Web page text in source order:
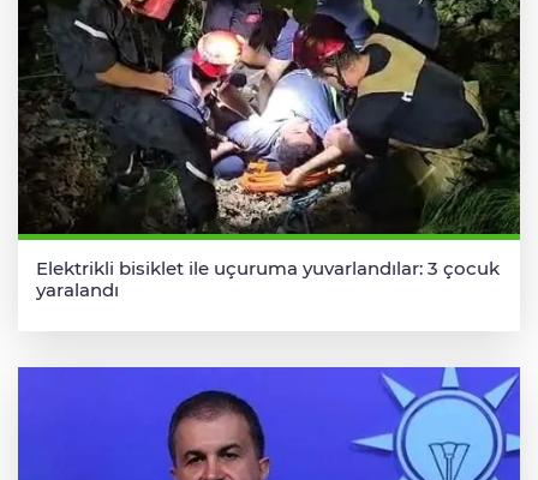
Elektrikli bisiklet ile uçuruma yuvarlandılar: 3 çocuk
yaralandı